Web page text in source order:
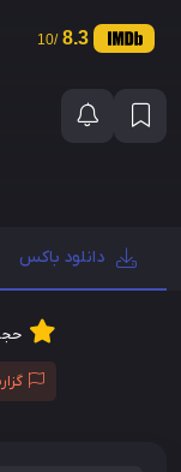
8.3
/10
دانلود باکس